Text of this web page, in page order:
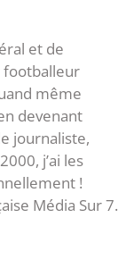
et de
footballeur
même
devenant
journaliste,
j’ai les
!
Média Sur 7.